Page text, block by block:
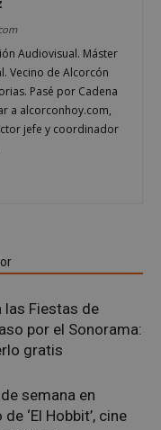
Audiovisual. Máster
Vecino de Alcorcón
Pasé por Cadena
a alcorconhoy.com,
jefe y coordinador
las Fiestas de
por el Sonorama:
gratis
semana en
‘El Hobbit’, cine
.youtube.com
5 meses 4
semanas